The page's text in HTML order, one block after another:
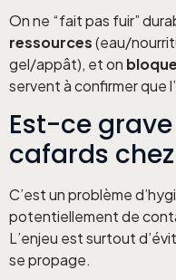
On ne “fait pas fuir”
ressources(eau/
gel/appât), et on
servent à confirmer que
Est-ce
cafards
C’est un problème
potentiellement de
L’enjeu est surtout
se propage.